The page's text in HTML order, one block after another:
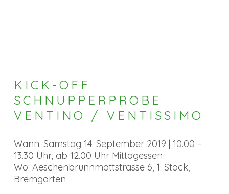
KICK-OFF
SCHNUPPERPROBE
VENTINO / VENTISSIMO
Wann: Samstag 14. September 2019 | 10.00 –
13.30 Uhr, ab 12.00 Uhr Mittagessen
Wo: Aeschenbrunnmattstrasse 6, 1. Stock,
Bremgarten